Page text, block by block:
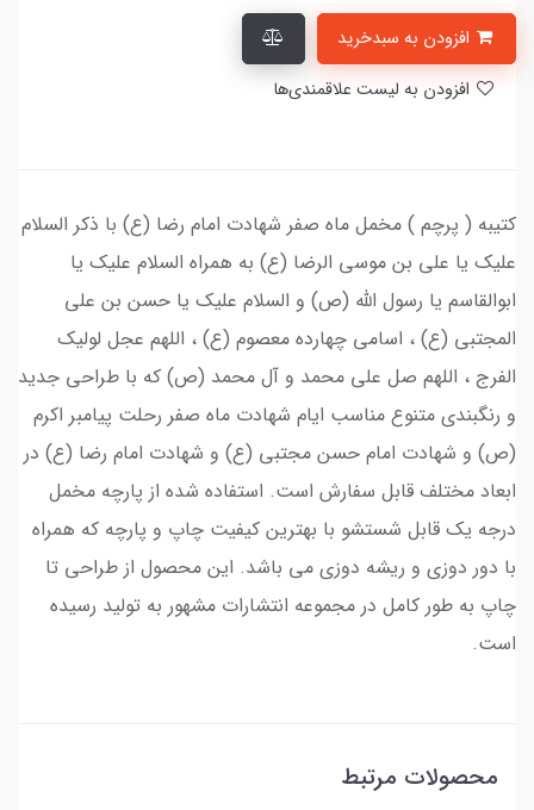
کتیبه ( پرچم ) مخمل ماه صفر شهادت امام رضا (ع) با ذکر السلام
علیک یا علی بن موسی الرضا (ع) به همراه السلام علیک یا
ابوالقاسم یا رسول الله (ص) و السلام علیک یا حسن بن علی
المجتبی (ع) ، اسامی چهارده معصوم (ع) ، اللهم عجل لولیک
الفرج ، اللهم صل علی محمد و آل محمد (ص) که با طراحی جدید
و رنگبندی متنوع مناسب ایام شهادت ماه صفر رحلت پیامبر اکرم
(ص) و شهادت امام حسن مجتبی (ع) و شهادت امام رضا (ع) در
ابعاد مختلف قابل سفارش است. استفاده شده از پارچه مخمل
درجه یک قابل شستشو با بهترین کیفیت چاپ و پارچه که همراه
با دور دوزی و ریشه دوزی می باشد. این محصول از طراحی تا
چاپ به طور کامل در مجموعه انتشارات مشهور به تولید رسیده
است.
محصولات مرتبط